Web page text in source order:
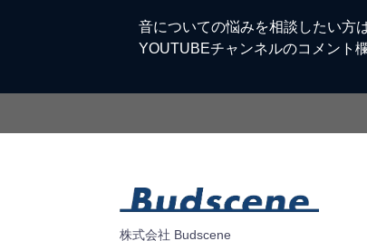
音についての悩みを相談したい方
YOUTUBEチャンネルのコメント
株式会社 Budscene